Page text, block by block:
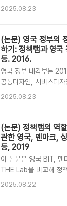
Futures Thinking타이
포럼연사: 루시 킴벨 교
세..
meets power정책과
8442https://
원문 출처 :
https://
p111.xml 번역 : 챗GPT
을 수 있습니다. 원본을
초 게재본 논문은
2025.08.23
(논문) 영국 정부의
하기: 정책랩과 영
등. 2016.
영국 정부 내각부는
공동디자인, 서비스디
법론을 정책결정 과정
고 텍스트 중심적인 화
여준다. 디자인은 정책
만, 민주적 책임성과 정
방법론이 아니라 제도
도전으로 작동한다. 이
로, 폴리시랩 설립 초기
2025.08.23
(논문) 정책랩의 역
관한 영국, 덴마크,
등, 2019
이 논문은 영국 BIT,
THE Lab을 비교해 정
식, 정책 실험 방법을 분
2025.08.22